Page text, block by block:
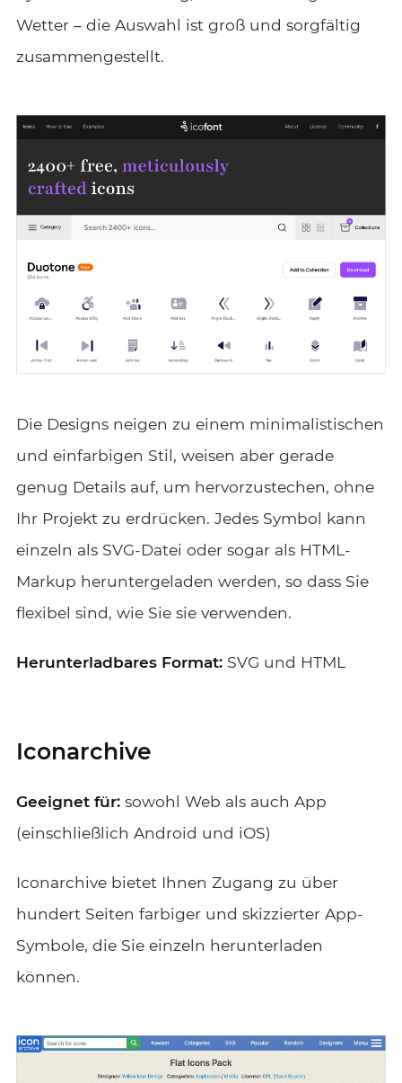
Wetter – die Auswahl ist groß und sorgfältig
zusammengestellt.
Die Designs neigen zu einem minimalistischen
und einfarbigen Stil, weisen aber gerade
genug Details auf, um hervorzustechen, ohne
Ihr Projekt zu erdrücken. Jedes Symbol kann
einzeln als SVG-Datei oder sogar als HTML-
Markup heruntergeladen werden, so dass Sie
flexibel sind, wie Sie sie verwenden.
Herunterladbares Format: SVG und HTML
Iconarchive
Geeignet für:sowohl Web als auch App
(einschließlich Android und iOS)
Iconarchive bietet Ihnen Zugang zu über
hundert Seiten farbiger und skizzierter App-
Symbole, die Sie einzeln herunterladen
können.